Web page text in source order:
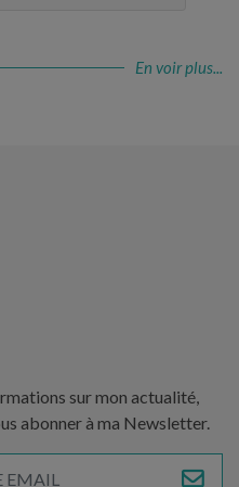
En voir plus...
sur mon actualité,
abonner à ma Newsletter.